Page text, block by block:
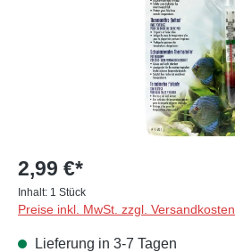
2,99 €*
Inhalt: 1 Stück
Preise inkl. MwSt. zzgl. Versandkosten
Lieferung in 3-7 Tagen